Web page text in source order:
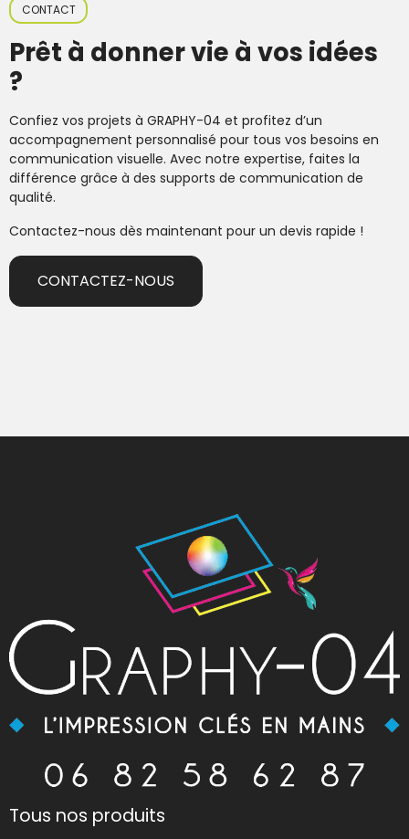
CONTACT
Prêt à donner vie à vos idées
?
Confiez vos projets à GRAPHY-04 et profitez d’un
accompagnement personnalisé pour tous vos besoins en
communication visuelle. Avec notre expertise, faites la
différence grâce à des supports de communication de
qualité.
Contactez-nous dès maintenant pour un devis rapide !
CONTACTEZ-NOUS
Tous nos produits